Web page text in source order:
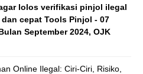
lolos verifikasi pinjol ilegal
cepat Tools Pinjol - 07
September 2024, OJK
Online Ilegal: Ciri-Ciri, Risiko,